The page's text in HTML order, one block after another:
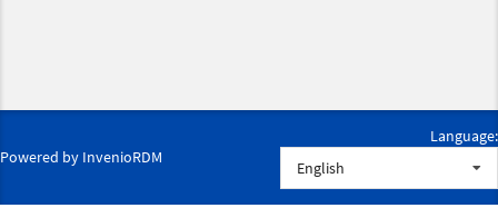
Powered by InvenioRDM
Language:
English